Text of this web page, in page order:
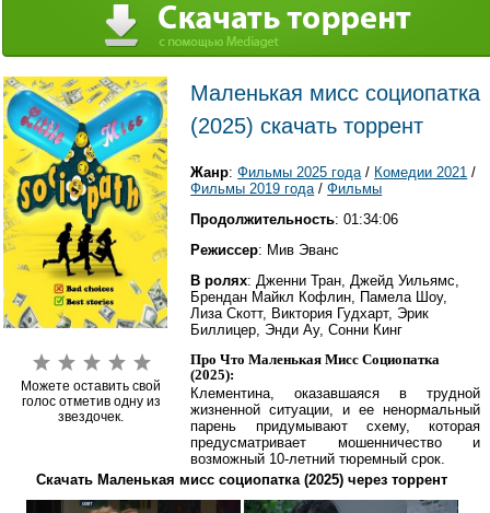
Можете оставить свой
голос отметив одну из
звездочек.
Маленькая мисс социопатка
(2025) скачать торрент
Жанр:Фильмы 2025 года/ Комедии 2021 /
Фильмы 2019 года/Фильмы
Продолжительность: 01:34:06
Режиссер: Мив Эванс
В ролях: Дженни Тран, Джейд Уильямс,
Брендан Майкл Кофлин, Памела Шоу,
Лиза Скотт, Виктория Гудхарт, Эрик
Биллицер, Энди Ау, Сонни Кинг
Про Что Маленькая Мисс Социопатка
(2025):
Клементина, оказавшаяся в трудной
жизненной ситуации, и ее ненормальный
парень придумывают схему, которая
предусматривает мошенничество и
возможный 10-летний тюремный срок.
Скачать Маленькая мисс социопатка (2025) через торрент